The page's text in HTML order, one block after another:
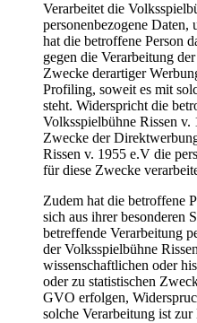
Verarbeitet die
personenbezogene
hat die betroffene Person
gegen die Verarbeitung
Zwecke derartiger
Profiling, soweit es mit
steht. Widerspricht die
Volksspielbühne Rissen
Zwecke der
Rissen v. 1955 e.V die
für diese Zwecke
Zudem hat die betroffene
sich aus ihrer besonderen
betreffende Verarbeitung
der Volksspielbühne
wissenschaftlichen oder
oder zu statistischen
GVO erfolgen,
solche Verarbeitung ist